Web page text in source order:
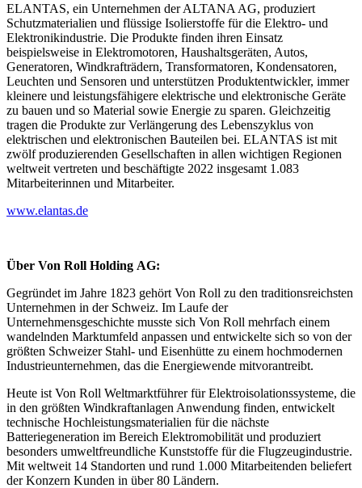
ELANTAS, ein Unternehmen der ALTANA AG, produziert
Schutzmaterialien und flüssige Isolierstoffe für die Elektro- und
Elektronikindustrie. Die Produkte finden ihren Einsatz
beispielsweise in Elektromotoren, Haushaltsgeräten, Autos,
Generatoren, Windkrafträdern, Transformatoren, Kondensatoren,
Leuchten und Sensoren und unterstützen Produktentwickler, immer
kleinere und leistungsfähigere elektrische und elektronische Geräte
zu bauen und so Material sowie Energie zu sparen. Gleichzeitig
tragen die Produkte zur Verlängerung des Lebenszyklus von
elektrischen und elektronischen Bauteilen bei. ELANTAS ist mit
zwölf produzierenden Gesellschaften in allen wichtigen Regionen
weltweit vertreten und beschäftigte 2022 insgesamt 1.083
Mitarbeiterinnen und Mitarbeiter.
www.elantas.de
Über Von Roll Holding AG:
Gegründet im Jahre 1823 gehört Von Roll zu den traditionsreichsten
Unternehmen in der Schweiz. Im Laufe der
Unternehmensgeschichte musste sich Von Roll mehrfach einem
wandelnden Marktumfeld anpassen und entwickelte sich so von der
größten Schweizer Stahl- und Eisenhütte zu einem hochmodernen
Industrieunternehmen, das die Energiewende mitvorantreibt.
Heute ist Von Roll Weltmarktführer für Elektroisolationssysteme, die
in den größten Windkraftanlagen Anwendung finden, entwickelt
technische Hochleistungsmaterialien für die nächste
Batteriegeneration im Bereich Elektromobilität und produziert
besonders umweltfreundliche Kunststoffe für die Flugzeugindustrie.
Mit weltweit 14 Standorten und rund 1.000 Mitarbeitenden beliefert
der Konzern Kunden in über 80 Ländern.